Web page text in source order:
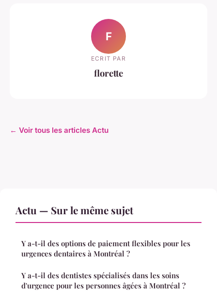
F
ECRIT PAR
florette
← Voir tous les articles Actu
Actu — Sur le même sujet
Y a-t-il des options de paiement flexibles pour les
urgences dentaires à Montréal ?
Y a-t-il des dentistes spécialisés dans les soins
d'urgence pour les personnes âgées à Montréal ?